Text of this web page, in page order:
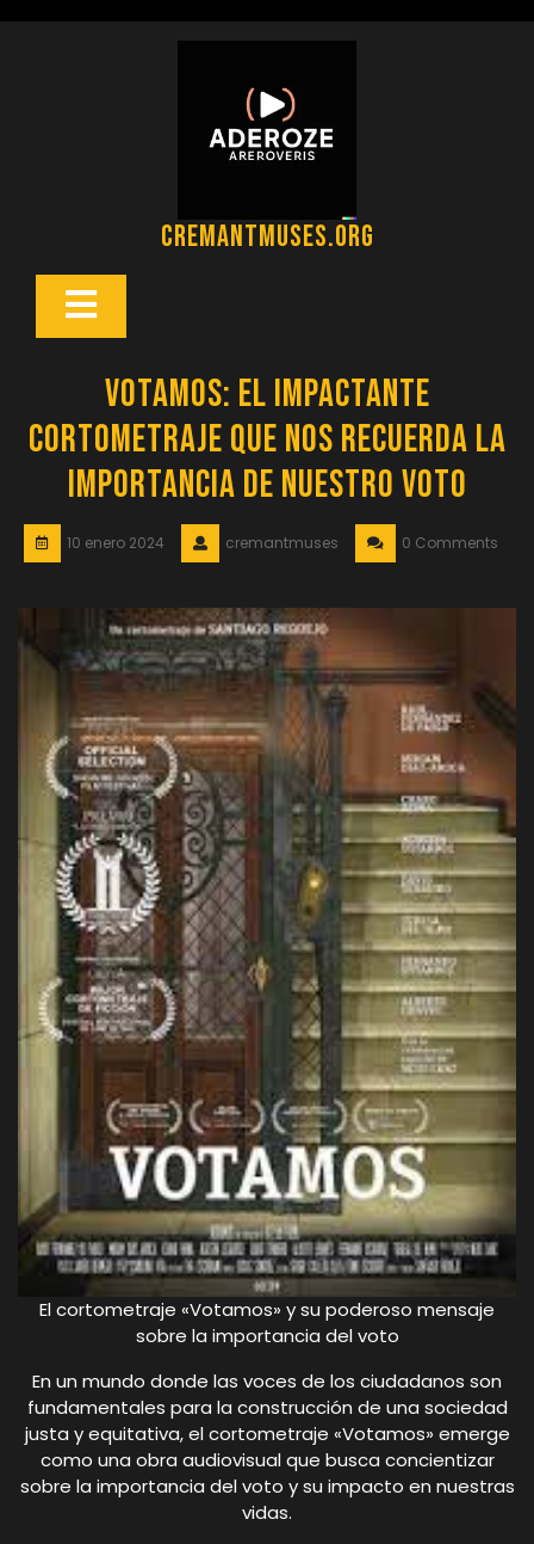
cremantmuses.org
Botón
Votamos: El Impactante
Cortometraje que Nos Recuerda la
Importancia de Nuestro Voto
10 enero 2024 cremantmuses 0 Comments
El cortometraje «Votamos» y su poderoso mensaje
sobre la importancia del voto
En un mundo donde las voces de los ciudadanos son
fundamentales para la construcción de una sociedad
justa y equitativa, el cortometraje «Votamos» emerge
como una obra audiovisual que busca concientizar
sobre la importancia del voto y su impacto en nuestras
vidas.